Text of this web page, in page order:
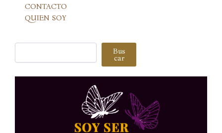
CONTACTO
QUIEN SOY
Buscar Bus
car